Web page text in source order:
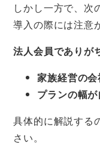
しかし一方で、次
導入の際には注意
法人会員でありが
家族経営の
プランの幅
具体的に解説する
さい。